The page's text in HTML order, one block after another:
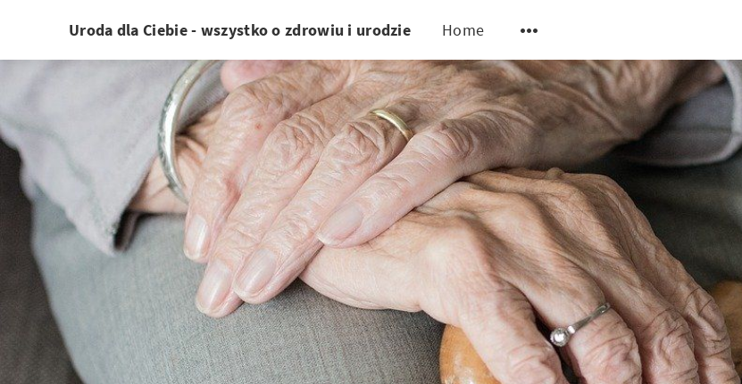
Uroda dla Ciebie - wszystko o zdrowiu i urodzie Home